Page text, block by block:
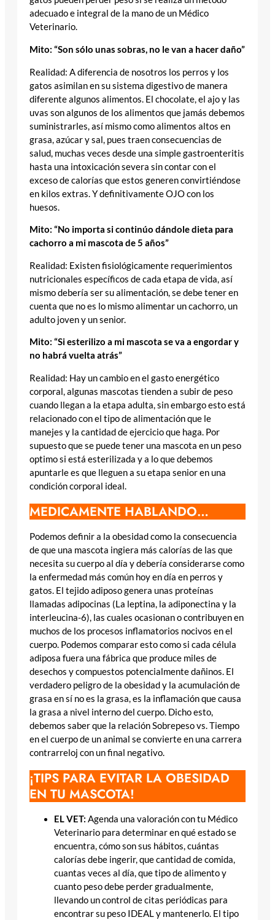
adecuado e integral de la mano de un Médico
Veterinario.
Mito: “Son sólo unas sobras, no le van a hacer daño”
Realidad: A diferencia de nosotros los perros y los
gatos asimilan en su sistema digestivo de manera
diferente algunos alimentos. El chocolate, el ajo y las
uvas son algunos de los alimentos que jamás debemos
suministrarles, así mismo como alimentos altos en
grasa, azúcar y sal, pues traen consecuencias de
salud, muchas veces desde una simple gastroenteritis
hasta una intoxicación severa sin contar con el
exceso de calorías que estos generen convirtiéndose
en kilos extras. Y definitivamente OJO con los
huesos.
Mito: “No importa si continúo dándole dieta para
cachorro a mi mascota de 5 años”
Realidad: Existen fisiológicamente requerimientos
nutricionales específicos de cada etapa de vida, así
mismo debería ser su alimentación, se debe tener en
cuenta que no es lo mismo alimentar un cachorro, un
adulto joven y un senior.
Mito: “Si esterilizo a mi mascota se va a engordar y
no habrá vuelta atrás”
Realidad: Hay un cambio en el gasto energético
corporal, algunas mascotas tienden a subir de peso
cuando llegan a la etapa adulta, sin embargo esto está
relacionado con el tipo de alimentación que le
manejes y la cantidad de ejercicio que haga. Por
supuesto que se puede tener una mascota en un peso
optimo si está esterilizada y a lo que debemos
apuntarle es que lleguen a su etapa senior en una
condición corporal ideal.
MEDICAMENTE HABLANDO…
Podemos definir a la obesidad como la consecuencia
de que una mascota ingiera más calorías de las que
necesita su cuerpo al día y debería considerarse como
la enfermedad más común hoy en día en perros y
gatos. El tejido adiposo genera unas proteínas
llamadas adipocinas (La leptina, la adiponectina y la
interleucina-6), las cuales ocasionan o contribuyen en
muchos de los procesos inflamatorios nocivos en el
cuerpo. Podemos comparar esto como si cada célula
adiposa fuera una fábrica que produce miles de
desechos y compuestos potencialmente dañinos. El
verdadero peligro de la obesidad y la acumulación de
grasa en sí no es la grasa, es la inflamación que causa
la grasa a nivel interno del cuerpo. Dicho esto,
debemos saber que la relación Sobrepeso vs. Tiempo
en el cuerpo de un animal se convierte en una carrera
contrarreloj con un final negativo.
¡TIPS PARA EVITAR LA OBESIDAD
EN TU MASCOTA!
EL VET: Agenda una valoración con tu Médico
Veterinario para determinar en qué estado se
encuentra, cómo son sus hábitos, cuántas
calorías debe ingerir, que cantidad de comida,
cuantas veces al día, que tipo de alimento y
cuanto peso debe perder gradualmente,
llevando un control de citas periódicas para
encontrar su peso IDEAL y mantenerlo. El tipo